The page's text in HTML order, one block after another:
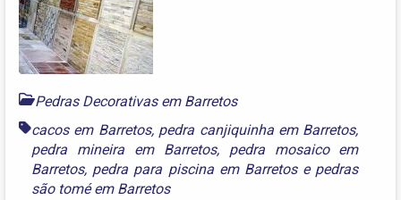
Pedras Decorativas em Barretos
cacos em Barretos, pedra canjiquinha em Barretos,
pedra mineira em Barretos, pedra mosaico em
Barretos, pedra para piscina em Barretose pedras
são tomé em Barretos